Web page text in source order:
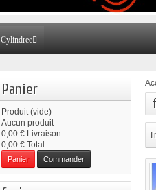
Cylindree
Panier
Produit (vide)
Aucun produit
0,00 € Livraison
0,00 € Total
Panier Commander